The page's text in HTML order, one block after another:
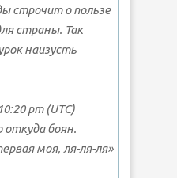
строчит о пользе
страны. Так
наизусть
pm (UTC)
откуда боян.
моя, ля-ля-ля»